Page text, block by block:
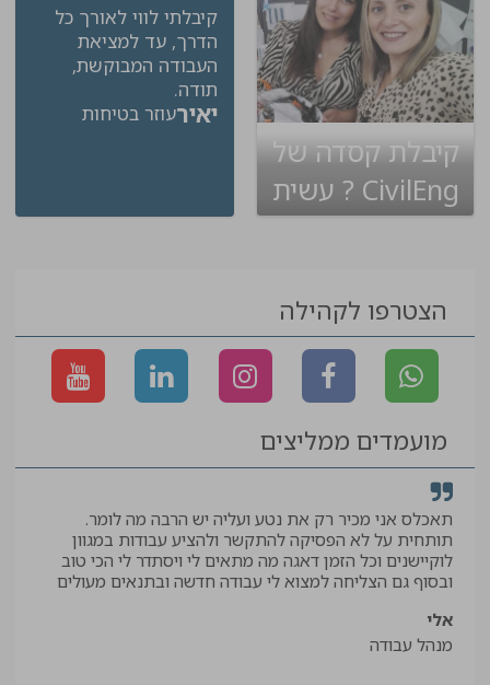
קיבלת קסדה של
CivilEng ? עשית
שינוי בקריירה
קיבלתי לווי לאורך כל
הדרך, עד למציאת
העבודה המבוקשת,
תודה.
יאירעוזר בטיחות
הצטרפו לקהילה
מועמדים ממליצים
תאכלס אני מכיר רק את נטע ועליה יש הרבה מה לומר.
תותחית על לא הפסיקה להתקשר ולהציע עבודות במגוון
לוקיישנים וכל הזמן דאגה מה מתאים לי ויסתדר לי הכי טוב
ובסוף גם הצליחה למצוא לי עבודה חדשה ובתנאים מעולים
אלי
מנהל עבודה